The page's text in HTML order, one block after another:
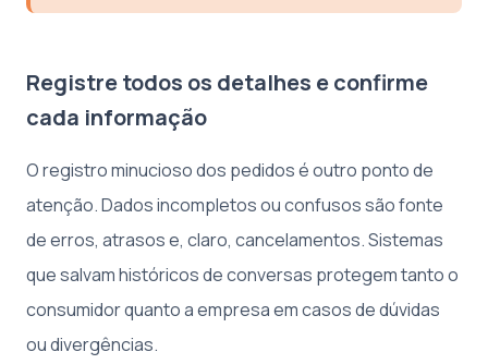
Registre todos os detalhes e confirme
cada informação
O registro minucioso dos pedidos é outro ponto de
atenção. Dados incompletos ou confusos são fonte
de erros, atrasos e, claro, cancelamentos. Sistemas
que salvam históricos de conversas protegem tanto o
consumidor quanto a empresa em casos de dúvidas
ou divergências.